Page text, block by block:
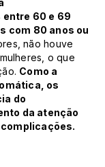
entre 60 e 69
com 80 anos ou
não houve
o que
Como a
os
do
da atenção